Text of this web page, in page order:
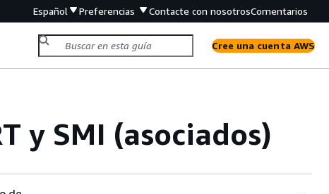
Español Preferencias Contacte con nosotrosComentarios
Cree una cuenta AWS
y SMI (asociados)